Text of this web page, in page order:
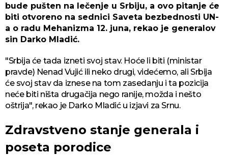
bude pušten na lečenje u Srbiju, a ovo pitanje će
biti otvoreno na sednici Saveta bezbednosti UN-
a o radu Mehanizma 12. juna, rekao je generalov
sin Darko Mladić.
"Srbija će tada izneti svoj stav. Hoće li biti (ministar
pravde) Nenad Vujić ili neko drugi, videćemo, ali Srbija
će svoj stav da iznese na tom zasedanju i ta pozicija
neće biti ništa drugačija nego ranije, možda i nešto
oštrija", rekao je Darko Mladić u izjavi za Srnu.
Zdravstveno stanje generala i
poseta porodice